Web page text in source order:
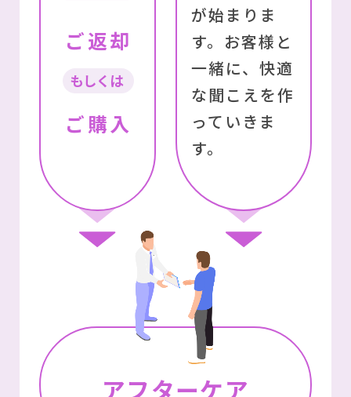
が始まりま
す。お客様と
一緒に、快適
な聞こえを作
っていきま
す。
ご返却
もしくは
ご購入
アフターケア